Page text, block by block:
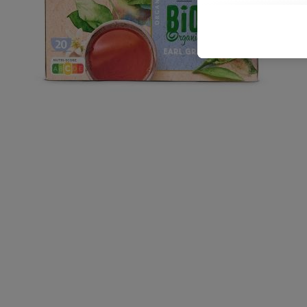
Als je hiervoor
waarin je eerder
te plaatsen maar het
Door te klikken op
informatie, inclusief